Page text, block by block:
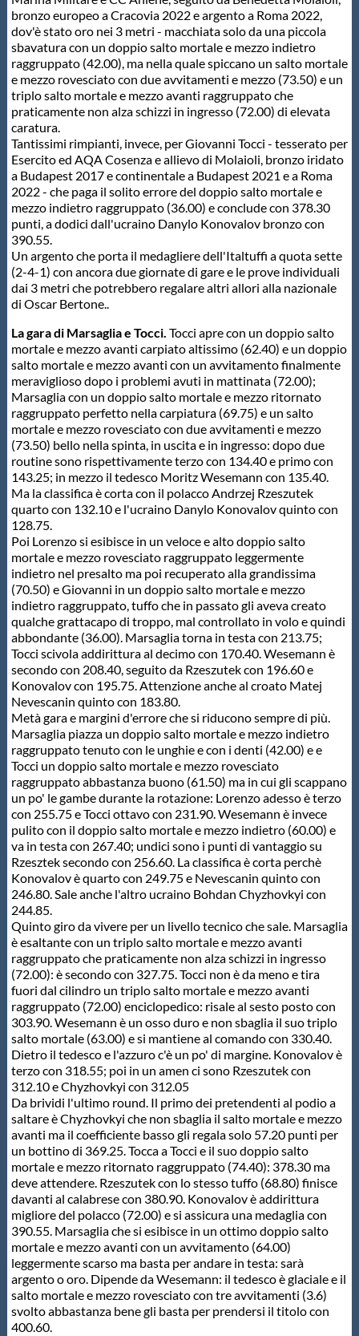
bronzo europeo a Cracovia 2022 e argento a Roma 2022,
dov'è stato oro nei 3 metri - macchiata solo da una piccola
sbavatura con un doppio salto mortale e mezzo indietro
raggruppato (42.00), ma nella quale spiccano un salto mortale
e mezzo rovesciato con due avvitamenti e mezzo (73.50) e un
triplo salto mortale e mezzo avanti raggruppato che
praticamente non alza schizzi in ingresso (72.00) di elevata
caratura.
Tantissimi rimpianti, invece, per Giovanni Tocci - tesserato per
Esercito ed AQA Cosenza e allievo di Molaioli, bronzo iridato
a Budapest 2017 e continentale a Budapest 2021 e a Roma
2022 - che paga il solito errore del doppio salto mortale e
mezzo indietro raggruppato (36.00) e conclude con 378.30
punti, a dodici dall'ucraino Danylo Konovalov bronzo con
390.55.
Un argento che porta il medagliere dell'Italtuffi a quota sette
(2-4-1) con ancora due giornate di gare e le prove individuali
dai 3 metri che potrebbero regalare altri allori alla nazionale
di Oscar Bertone..
La gara di Marsaglia e Tocci. Tocci apre con un doppio salto
mortale e mezzo avanti carpiato altissimo (62.40) e un doppio
salto mortale e mezzo avanti con un avvitamento finalmente
meraviglioso dopo i problemi avuti in mattinata (72.00);
Marsaglia con un doppio salto mortale e mezzo ritornato
raggruppato perfetto nella carpiatura (69.75) e un salto
mortale e mezzo rovesciato con due avvitamenti e mezzo
(73.50) bello nella spinta, in uscita e in ingresso: dopo due
routine sono rispettivamente terzo con 134.40 e primo con
143.25; in mezzo il tedesco Moritz Wesemann con 135.40.
Ma la classifica è corta con il polacco Andrzej Rzeszutek
quarto con 132.10 e l'ucraino Danylo Konovalov quinto con
128.75.
Poi Lorenzo si esibisce in un veloce e alto doppio salto
mortale e mezzo rovesciato raggruppato leggermente
indietro nel presalto ma poi recuperato alla grandissima
(70.50) e Giovanni in un doppio salto mortale e mezzo
indietro raggruppato, tuffo che in passato gli aveva creato
qualche grattacapo di troppo, mal controllato in volo e quindi
abbondante (36.00). Marsaglia torna in testa con 213.75;
Tocci scivola addirittura al decimo con 170.40. Wesemann è
secondo con 208.40, seguito da Rzeszutek con 196.60 e
Konovalov con 195.75. Attenzione anche al croato Matej
Nevescanin quinto con 183.80.
Metà gara e margini d'errore che si riducono sempre di più.
Marsaglia piazza un doppio salto mortale e mezzo indietro
raggruppato tenuto con le unghie e con i denti (42.00) e e
Tocci un doppio salto mortale e mezzo rovesciato
raggruppato abbastanza buono (61.50) ma in cui gli scappano
un po' le gambe durante la rotazione: Lorenzo adesso è terzo
con 255.75 e Tocci ottavo con 231.90. Wesemann è invece
pulito con il doppio salto mortale e mezzo indietro (60.00) e
va in testa con 267.40; undici sono i punti di vantaggio su
Rzesztek secondo con 256.60. La classifica è corta perchè
Konovalov è quarto con 249.75 e Nevescanin quinto con
246.80. Sale anche l'altro ucraino Bohdan Chyzhovkyi con
244.85.
Quinto giro da vivere per un livello tecnico che sale. Marsaglia
è esaltante con un triplo salto mortale e mezzo avanti
raggruppato che praticamente non alza schizzi in ingresso
(72.00): è secondo con 327.75. Tocci non è da meno e tira
fuori dal cilindro un triplo salto mortale e mezzo avanti
raggruppato (72.00) enciclopedico: risale al sesto posto con
303.90. Wesemann è un osso duro e non sbaglia il suo triplo
salto mortale (63.00) e si mantiene al comando con 330.40.
Dietro il tedesco e l'azzuro c'è un po' di margine. Konovalov è
terzo con 318.55; poi in un amen ci sono Rzeszutek con
312.10 e Chyzhovkyi con 312.05
Da brividi l'ultimo round. Il primo dei pretendenti al podio a
saltare è Chyzhovkyi che non sbaglia il salto mortale e mezzo
avanti ma il coefficiente basso gli regala solo 57.20 punti per
un bottino di 369.25. Tocca a Tocci e il suo doppio salto
mortale e mezzo ritornato raggruppato (74.40): 378.30 ma
deve attendere. Rzeszutek con lo stesso tuffo (68.80) finisce
davanti al calabrese con 380.90. Konovalov è addirittura
migliore del polacco (72.00) e si assicura una medaglia con
390.55. Marsaglia che si esibisce in un ottimo doppio salto
mortale e mezzo avanti con un avvitamento (64.00)
leggermente scarso ma basta per andare in testa: sarà
argento o oro. Dipende da Wesemann: il tedesco è glaciale e il
salto mortale e mezzo rovesciato con tre avvitamenti (3.6)
svolto abbastanza bene gli basta per prendersi il titolo con
400.60.